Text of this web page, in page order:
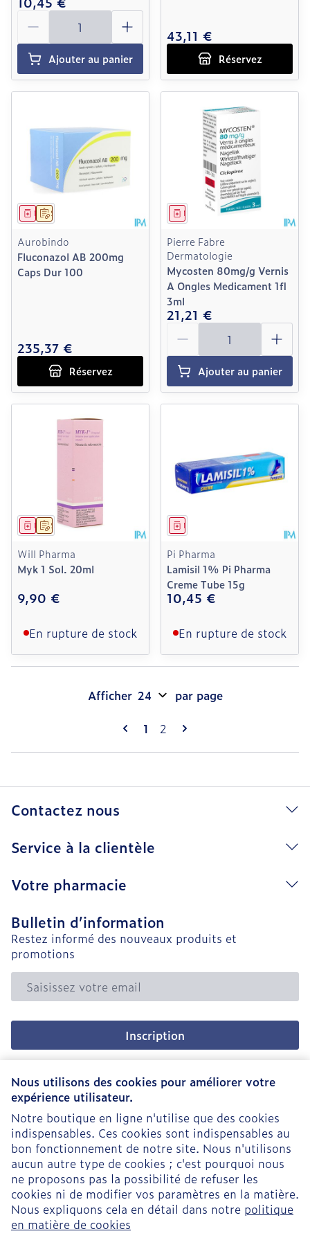
Nous utilisons des cookies pour améliorer votre
expérience utilisateur.
Notre boutique en ligne n'utilise que des cookies
indispensables. Ces cookies sont indispensables au
bon fonctionnement de notre site. Nous n'utilisons
aucun autre type de cookies ; c'est pourquoi nous
ne proposons pas la possibilité de refuser les
cookies ni de modifier vos paramètres en la matière.
Nous expliquons cela en détail dans notre politique
en matière de cookies
Quantité
Ajouter au panier
43,11 €
Réservez
Sur prescription
Médicament
Aurobindo
Fluconazol AB 200mg
Caps Dur 100
235,37 €
Réservez
Médicament
Pierre Fabre
Dermatologie
Mycosten 80mg/g Vernis
A Ongles Medicament 1fl
3ml
21,21 €
Quantité
Ajouter au panier
Sur prescription
Médicament
Will Pharma
Myk 1 Sol. 20ml
9,90 €
En rupture de stock
Médicament
Pi Pharma
Lamisil 1% Pi Pharma
Creme Tube 15g
10,45 €
En rupture de stock
Pages
Vous lisez actuellement la
1 Page
2
Afficher par page
Contactez nous
Service à la clientèle
Votre pharmacie
Bulletin d’information
Restez informé des nouveaux produits et
promotions
Adresse mail
Inscription
En cliquant sur s'abonner, vous vous abonnez à notre
newsletter et acceptez notrepolitique de confidentialité
Liens légaux